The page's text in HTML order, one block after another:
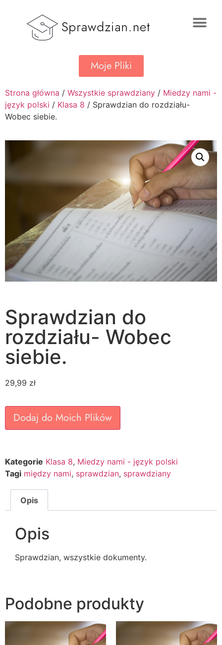
Moje Pliki
Strona główna / Wszystkie sprawdziany / Miedzy nami -
język polski / Klasa 8 / Sprawdzian do rozdziału-
Wobec siebie.
Sprawdzian do
rozdziału- Wobec
siebie.
29,99 zł
Dodaj do Moich Plików
Kategorie Klasa 8, Miedzy nami - język polski
Tagi między nami, sprawdzian, sprawdziany
Opis
Opis
Sprawdzian, wszystkie dokumenty.
Podobne produkty